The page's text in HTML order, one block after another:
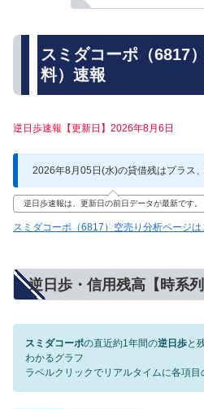
スミダコーポ（6817
料）速報
逆日歩速報【更新日】2026年8月6日
2026年8月05日(水)の貸借残はプラス、
逆日歩速報は、更新日の前日データが最新です。
スミダコーポ（6817）空売り分析ページは
逆日歩・信用残高【時系列
スミダコーポの直近約1年間の逆日歩と
わかるグラフ
ラベルクリックでリアルタイムに各項